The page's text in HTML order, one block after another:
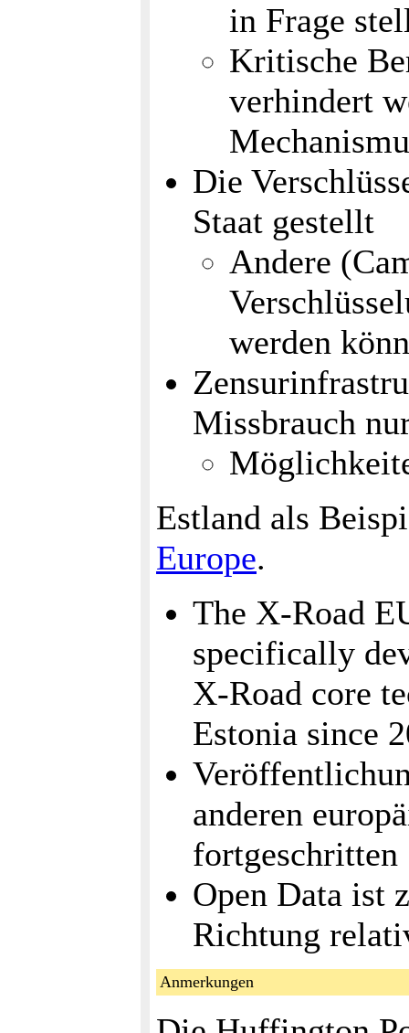
in Frage
Kritische
verhindert
Die
Staat gestellt
Andere
werden
Missbrauch
Estland als
Europe.
The X-Road
specifically
X-Road core
Estonia since
anderen
fortgeschritten
Open Data ist
Richtung
Anmerkungen